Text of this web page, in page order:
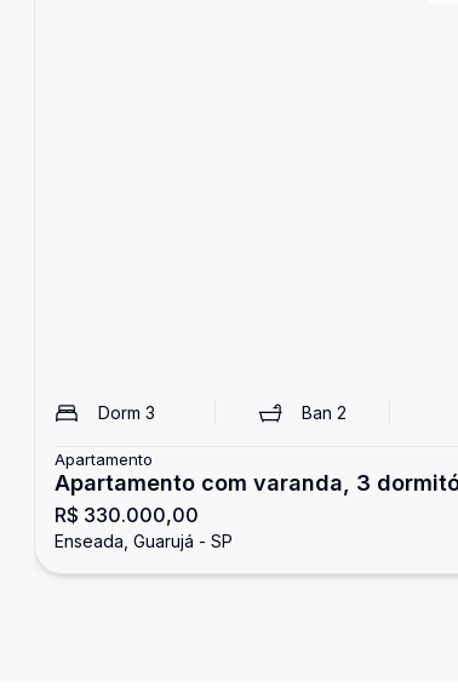
Dorm 3 Ban2
Apartamento
Apartamento com varanda, 3
Enseada, Guarujá
R$ 330.000,00
Enseada, Guarujá - SP